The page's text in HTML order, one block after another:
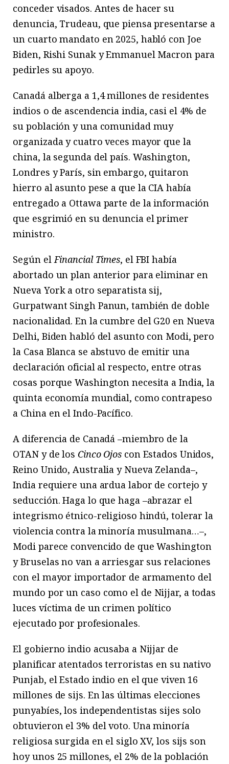
conceder visados. Antes de hacer su
denuncia, Trudeau, que piensa presentarse a
un cuarto mandato en 2025, habló con Joe
Biden, Rishi Sunak y Emmanuel Macron para
pedirles su apoyo.
Canadá alberga a 1,4 millones de residentes
indios o de ascendencia india, casi el 4% de
su población y una comunidad muy
organizada y cuatro veces mayor que la
china, la segunda del país. Washington,
Londres y París, sin embargo, quitaron
hierro al asunto pese a que la CIA había
entregado a Ottawa parte de la información
que esgrimió en su denuncia el primer
ministro.
Según elFinancial Times, el FBI había
abortado un plan anterior para eliminar en
Nueva York a otro separatista sij,
Gurpatwant Singh Panun, también de doble
nacionalidad. En la cumbre del G20 en Nueva
Delhi, Biden habló del asunto con Modi, pero
la Casa Blanca se abstuvo de emitir una
declaración oficial al respecto, entre otras
cosas porque Washington necesita a India, la
quinta economía mundial, como contrapeso
a China en el Indo-Pacífico.
A diferencia de Canadá –miembro de la
OTAN y de los Cinco Ojos con Estados Unidos,
Reino Unido, Australia y Nueva Zelanda–,
India requiere una ardua labor de cortejo y
seducción. Haga lo que haga –abrazar el
integrismo étnico-religioso hindú, tolerar la
violencia contra la minoría musulmana…–,
Modi parece convencido de que Washington
y Bruselas no van a arriesgar sus relaciones
con el mayor importador de armamento del
mundo por un caso como el de Nijjar, a todas
luces víctima de un crimen político
ejecutado por profesionales.
El gobierno indio acusaba a Nijjar de
planificar atentados terroristas en su nativo
Punjab, el Estado indio en el que viven 16
millones de sijs. En las últimas elecciones
punyabíes, los independentistas sijes solo
obtuvieron el 3% del voto. Una minoría
religiosa surgida en el siglo XV, los sijs son
hoy unos 25 millones, el 2% de la población